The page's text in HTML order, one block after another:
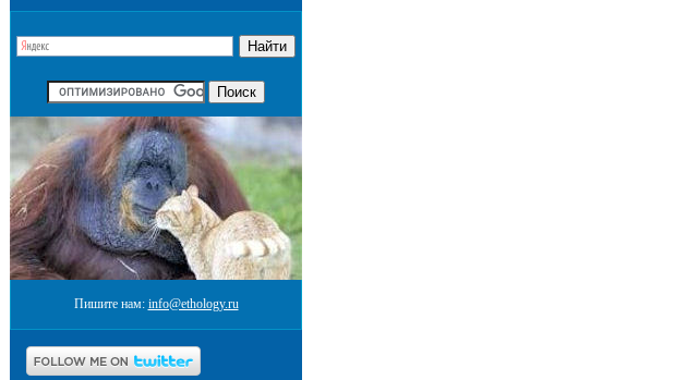
Пишите нам: info@ethology.ru